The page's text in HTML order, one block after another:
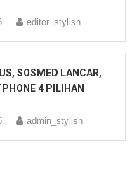
editor_stylish
SOSMED LANCAR,
4 PILIHAN
admin_stylish